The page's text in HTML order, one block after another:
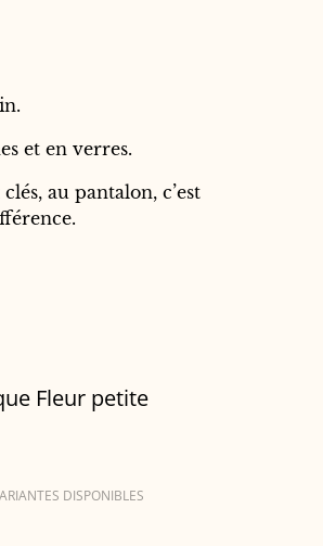
et en verres.
au pantalon, c’est
Fleur petite
DISPONIBLES